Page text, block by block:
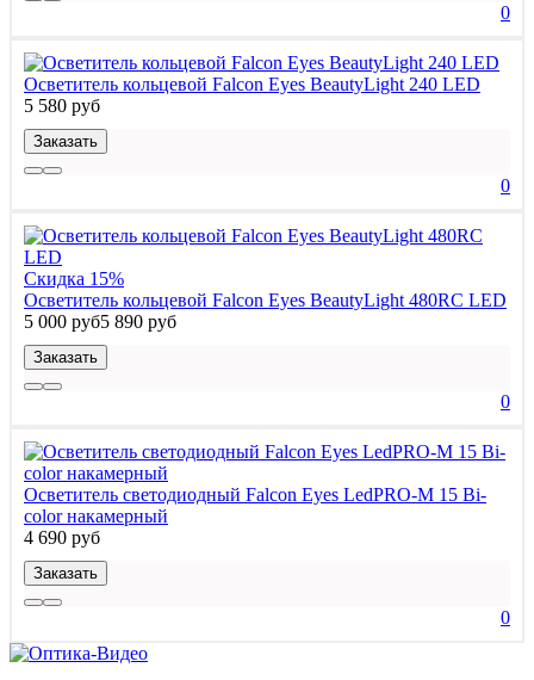
0
Осветитель кольцевой Falcon Eyes BeautyLight 240 LED
5 580 руб
Заказать
0
Скидка 15%
Осветитель кольцевой Falcon Eyes BeautyLight 480RC LED
5 000 руб5 890 руб
Заказать
0
Осветитель светодиодный Falcon Eyes LedPRO-M 15 Bi-
color накамерный
4 690 руб
Заказать
0